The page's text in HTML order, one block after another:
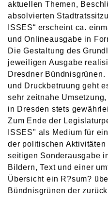
aktuellen Themen,
absolvierten
ISSES“ erscheint ca.
und Onlineausgabe in
Die Gestaltung des
jeweiligen Ausgabe
Dresdner Bündnisgrünen.
und Druckbetruung geht
sehr zeitnahe
in Dresden stets
Zum Ende der
ISSES" als Medium für
der politischen Aktivitäten
seitigen Sonderausgabe
Bildern, Text und einer
Übersicht ein R?­su­m?
Bündnisgrünen der